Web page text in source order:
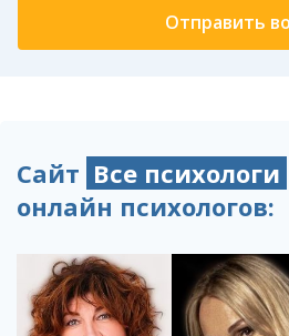
Сайт Все психологи
онлайн психологов: